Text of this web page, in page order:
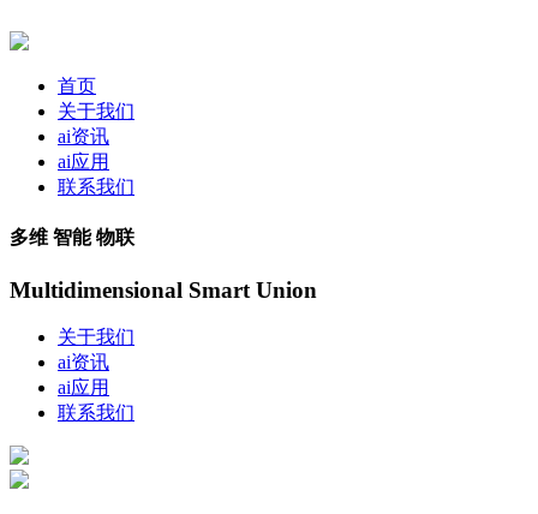
首页
关于我们
ai资讯
ai应用
联系我们
多维 智能 物联
Multidimensional Smart Union
关于我们
ai资讯
ai应用
联系我们